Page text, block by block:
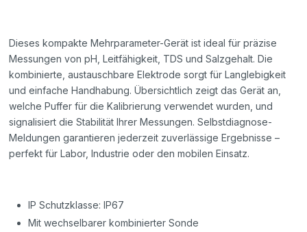
Dieses kompakte Mehrparameter-Gerät ist ideal für präzise
Messungen von pH, Leitfähigkeit, TDS und Salzgehalt. Die
kombinierte, austauschbare Elektrode sorgt für Langlebigkeit
und einfache Handhabung. Übersichtlich zeigt das Gerät an,
welche Puffer für die Kalibrierung verwendet wurden, und
signalisiert die Stabilität Ihrer Messungen. Selbstdiagnose-
Meldungen garantieren jederzeit zuverlässige Ergebnisse –
perfekt für Labor, Industrie oder den mobilen Einsatz.
IP Schutzklasse: IP67
Mit wechselbarer kombinierter Sonde